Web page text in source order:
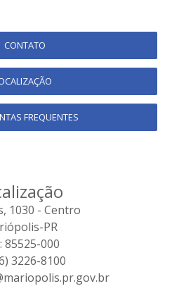
CONTATO
FREQUENTES
1030 - Centro
PR
85525-000
3226-8100